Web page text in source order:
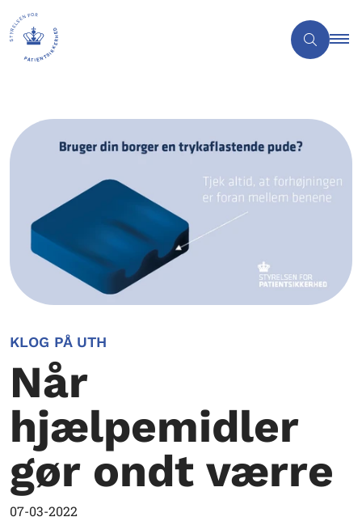
KLOG PÅ UTH
Når
hjælpemidler
gør ondt værre
07-03-2022